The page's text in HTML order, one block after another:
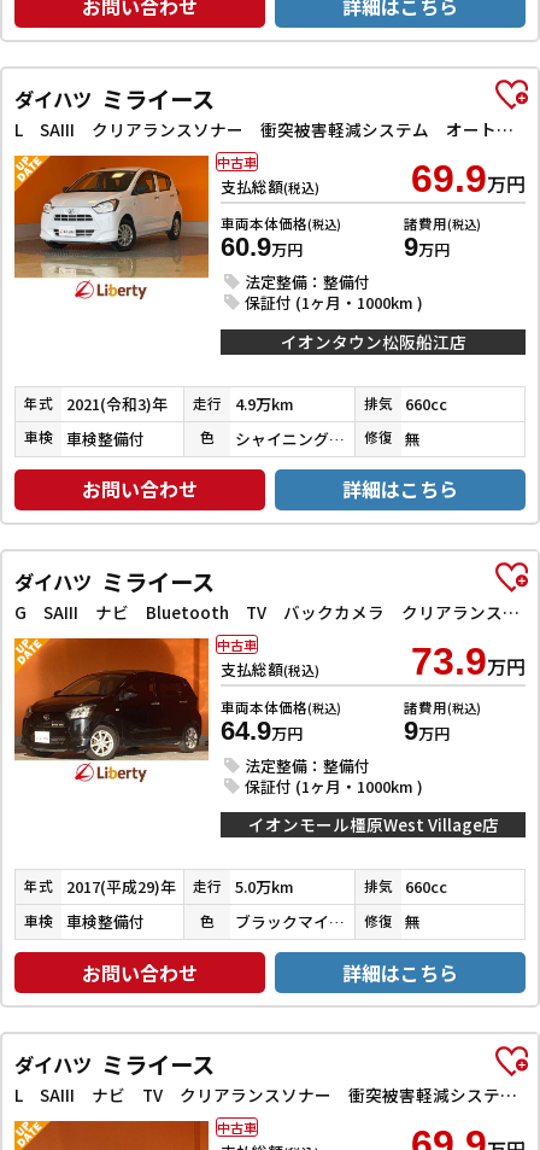
お問い合わせ 詳細はこちら
ダイハツ ミライース
L SAIII クリアランスソナー 衝突被害軽減システム オートマチックハイビーム オートライト アイドリングストップ CVT ABS ESC CD ミュージックプレイヤー接続可 エアコン パワーステアリング
支払総額(税込) 69.9万円
車両本体価格(税込)
60.9万円
諸費用(税込)
9万円
法定整備：整備付
保証付 (1ヶ月・1000km )
中古車
イオンタウン松阪船江店
年式 2021(令和3)年 走行 4.9万km 排気 660cc
車検 車検整備付 色 シャイニングホワイトパール 修復 無
お問い合わせ 詳細はこちら
ダイハツ ミライース
G SAIII ナビ Bluetooth TV バックカメラ クリアランスソナー 衝突被害軽減システム オートマチックハイビーム LEDヘッドランプ スマートキー アイドリングストップ 電動格納ミラー シートヒーター
支払総額(税込) 73.9万円
車両本体価格(税込)
64.9万円
諸費用(税込)
9万円
法定整備：整備付
保証付 (1ヶ月・1000km )
中古車
イオンモール橿原West Village店
年式 2017(平成29)年 走行 5.0万km 排気 660cc
車検 車検整備付 色 ブラックマイカメタリック 修復 無
お問い合わせ 詳細はこちら
ダイハツ ミライース
L SAIII ナビ TV クリアランスソナー 衝突被害軽減システム オートマチックハイビーム キーレスエントリー アイドリングストップ CVT ESC CD USB ミュージックプレイヤー接続可 Bluetooth
中古車